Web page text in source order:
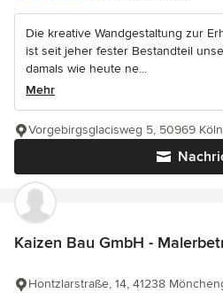
Die kreative Wandgestaltung zur
ist seit jeher fester Bestandteil
damals wie heute ne...
Mehr
Vorgebirgsglacisweg 5, 50969 Köln
Kaizen Bau GmbH -
Hontzlarstraße, 14, 41238